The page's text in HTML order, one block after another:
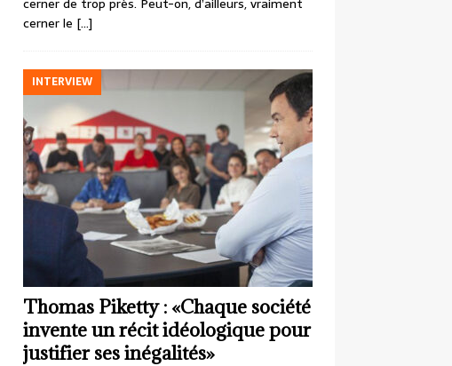
cerner le […]
INTERVIEW
Thomas Piketty : «Chaque société
invente un récit idéologique pour
justifier ses inégalités»